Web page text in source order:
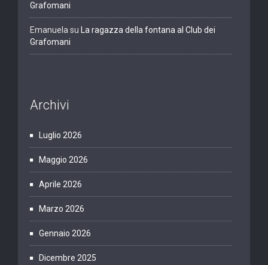
Grafomani
Emanuela su
La ragazza della fontana al Club dei
Grafomani
Archivi
Luglio 2026
Maggio 2026
Aprile 2026
Marzo 2026
Gennaio 2026
Dicembre 2025